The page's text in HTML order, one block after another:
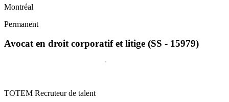
Montréal
Permanent
Avocat en droit corporatif et litige (SS - 15979)
TOTEM Recruteur de talent